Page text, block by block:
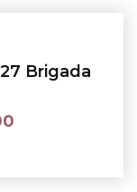
Brigada